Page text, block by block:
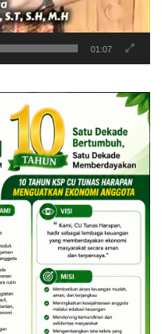
01:07